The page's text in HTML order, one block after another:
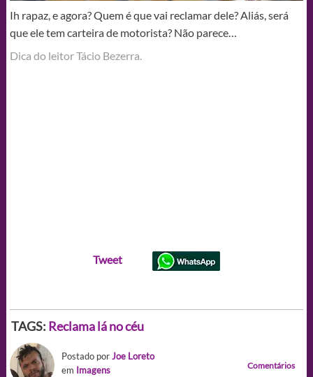
Ih rapaz, e agora? Quem é que vai reclamar dele? Aliás, será
que ele tem carteira de motorista? Não parece…
Dica do leitor Tácio Bezerra.
Tweet
TAGS: Reclama lá no céu
Postado porJoe Loreto
em Imagens Comentários